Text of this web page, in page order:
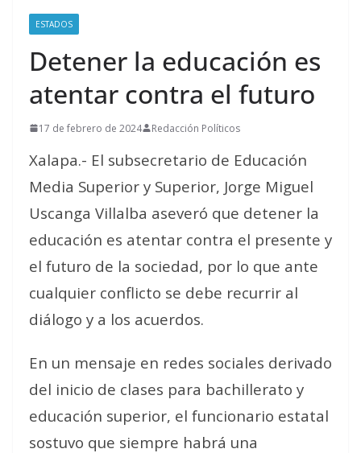
ESTADOS
Detener la educación es
atentar contra el futuro
17 de febrero de 2024 Redacción Políticos
Xalapa.- El subsecretario de Educación
Media Superior y Superior, Jorge Miguel
Uscanga Villalba aseveró que detener la
educación es atentar contra el presente y
el futuro de la sociedad, por lo que ante
cualquier conflicto se debe recurrir al
diálogo y a los acuerdos.
En un mensaje en redes sociales derivado
del inicio de clases para bachillerato y
educación superior, el funcionario estatal
sostuvo que siempre habrá una